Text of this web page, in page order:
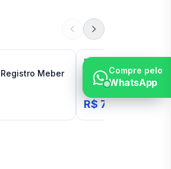
Meber
DECA
Acabamento Deca
para Registro
R$ 70,71
Compre pelo
WhatsApp